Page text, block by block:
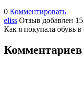
0 Комментировать
eliss Отзыв добавлен 15
Как я покупала обувь